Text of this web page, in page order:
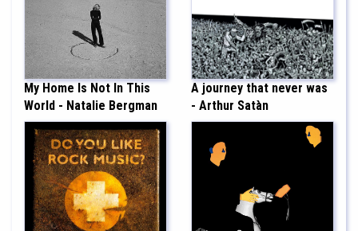
My Home Is Not In This
World - Natalie Bergman
A journey that never was
- Arthur Satàn